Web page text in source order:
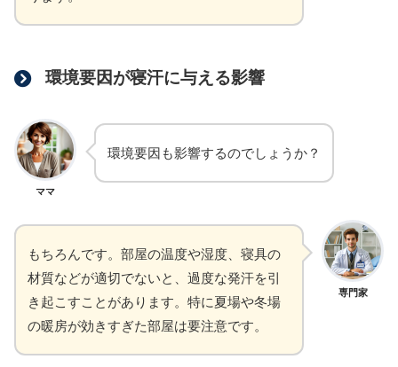
環境要因が寝汗に与える影響
ママ
環境要因も影響するのでしょうか？
専門家
もちろんです。部屋の温度や湿度、寝具の
材質などが適切でないと、過度な発汗を引
き起こすことがあります。特に夏場や冬場
の暖房が効きすぎた部屋は要注意です。